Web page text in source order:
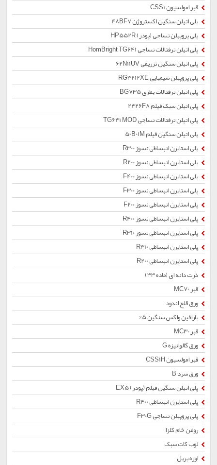
قیر امولسیون CSS1
پلی اتیلن سنگین اکستروژن 48BF7
پلی پروپیلن نساجی (پودر) HP552R
پلی اتیلن ترفتالات نساجی HomBright TG641
پلی اتیلن سنگین تزریقی 62N11UV
پلی پروپیلن شیمیایی RG3212XE
پلی اتیلن ترفتالات بطری BG735
پلی اتیلن سبک فیلم 2426F8
پلی اتیلن ترفتالات نساجی TG641 MOD
پلی اتیلن سنگین فیلم 50B01M
پلی استایرن انبساطی نسوز R300
پلی استایرن انبساطی نسوز R200
پلی استایرن انبساطی نسوز F400
پلی استایرن انبساطی نسوز F300
پلی استایرن انبساطی نسوز F200
پلی استایرن انبساطی نسوز R400
پلی استایرن انبساطی نسوز R310
پلی استایرن انبساطی R310
پلی استایرن انبساطی R200
ذرت دانه ای (ماده 33)
قیر MC70
ورق قلع اندود
پارافین واکس سنگین 5%
قیر MC30
ورق گالوانیزه G
قیر امولسیون CSS1H
ورق سرد B
پلی اتیلن سنگین فیلم (پودر) EX5
پلی استایرن انبساطی R400
پلی پروپیلن نساجی F30G
روغن خام کلزا
لوب کات سبک
اوره پریل